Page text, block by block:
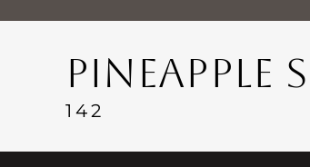
PINEAPPLE
142